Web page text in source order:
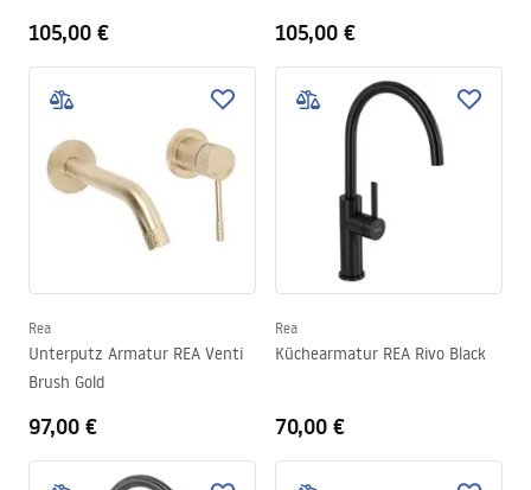
105,00 € 105,00 €
Rea
Unterputz Armatur REA Venti
Brush Gold
97,00 €
Rea
Küchearmatur REA Rivo Black
70,00 €